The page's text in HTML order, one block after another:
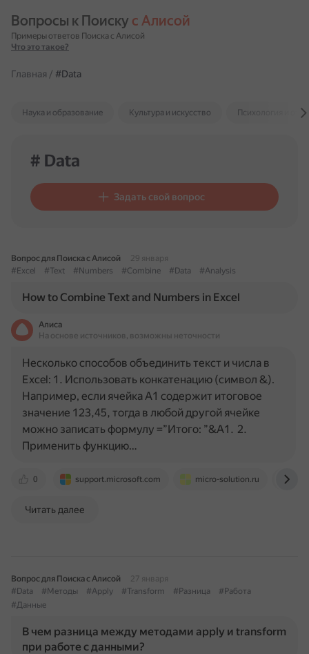
Вопросы к Поиску с Алисой
Примеры ответов Поиска с Алисой
Что это такое?
Главная / #Data
Наука и образование Культура и искусство Психология и
# Data
Задать свой вопрос
Вопрос для Поиска с Алисой
29 января
#Excel
#Text #Numbers #Combine #Data #Analysis
How to Combine Text and Numbers in Excel
Алиса
На основе источников, возможны неточности
0 support.microsoft.com micro-solution.ru
Несколько способов объединить текст и числа в
Excel: 1. Использовать конкатенацию (символ &).
Например, если ячейка A1 содержит итоговое
значение 123,45, тогда в любой другой ячейке
можно записать формулу =”Итого: ”&A1. 2.
Применить функцию…
Читать далее
Вопрос для Поиска с Алисой
27 января
#Data
#Методы #Apply #Transform #Разница
#Работа
#Данные
В чем разница между методами apply и transform
при работе с данными?